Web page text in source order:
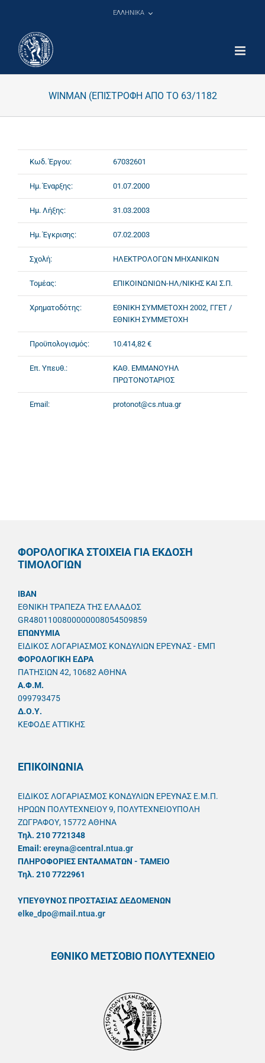
ΕΛΛΗΝΙΚΑ
WINMAN (ΕΠΙΣΤΡΟΦΗ ΑΠΟ ΤΟ 63/1182
Κωδ. Έργου: 67032601
Ημ. Έναρξης: 01.07.2000
Ημ. Λήξης: 31.03.2003
Ημ. Έγκρισης: 07.02.2003
Σχολή: ΗΛΕΚΤΡΟΛΟΓΩΝ ΜΗΧΑΝΙΚΩΝ
Τομέας: ΕΠΙΚΟΙΝΩΝΙΩΝ-ΗΛ/ΝΙΚΗΣ ΚΑΙ Σ.Π.
Χρηματοδότης:
ΕΘΝΙΚΗ ΣΥΜΜΕΤΟΧΗ 2002, ΓΓΕΤ /
ΕΘΝΙΚΗ ΣΥΜΜΕΤΟΧΗ
Προϋπολογισμός: 10.414,82 €
Επ. Υπευθ.:
ΚΑΘ. ΕΜΜΑΝΟΥΗΛ
ΠΡΩΤΟΝΟΤΑΡΙΟΣ
Email: protonot@cs.ntua.gr
ΦΟΡΟΛΟΓΙΚΑ ΣΤΟΙΧΕΙΑ ΓΙΑ ΕΚΔΟΣΗ
ΤΙΜΟΛΟΓΙΩΝ
IBAN
ΕΘΝΙΚΗ ΤΡΑΠΕΖΑ ΤΗΣ ΕΛΛΑΔΟΣ
GR4801100800000008054509859
ΕΠΩΝΥΜΙΑ
ΕΙΔΙΚΟΣ ΛΟΓΑΡΙΑΣΜΟΣ ΚΟΝΔΥΛΙΩΝ ΕΡΕΥΝΑΣ - ΕΜΠ
ΦΟΡΟΛΟΓΙΚΗ ΕΔΡΑ
ΠΑΤΗΣΙΩΝ 42, 10682 ΑΘΗΝΑ
A.Φ.Μ.
099793475
Δ.Ο.Υ.
ΚΕΦΟΔΕ ΑΤΤΙΚΗΣ
ΕΠΙΚΟΙΝΩΝΙΑ
ΕΙΔΙΚΟΣ ΛΟΓΑΡΙΑΣΜΟΣ ΚΟΝΔΥΛΙΩΝ ΕΡΕΥΝΑΣ Ε.Μ.Π.
ΗΡΩΩΝ ΠΟΛΥΤΕΧΝΕΙΟΥ 9, ΠΟΛΥΤΕΧΝΕΙΟΥΠΟΛΗ
ΖΩΓΡΑΦΟΥ, 15772 ΑΘΗΝΑ
Τηλ. 210 7721348
Email: ereyna@central.ntua.gr
ΠΛΗΡΟΦΟΡΙΕΣ ΕΝΤΑΛΜΑΤΩΝ - ΤΑΜΕΙΟ
Τηλ. 210 7722961
ΥΠΕΥΘYΝΟΣ ΠΡΟΣΤΑΣΙΑΣ ΔΕΔΟΜΕΝΩΝ
elke_dpo@mail.ntua.gr
ΕΘΝΙΚΟ ΜΕΤΣΟΒΙΟ ΠΟΛΥΤΕΧΝΕΙΟ